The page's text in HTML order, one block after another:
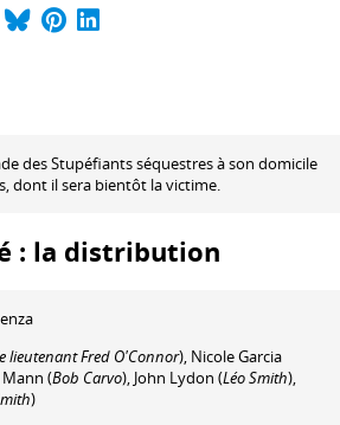
des Stupéfiants séquestres à son domicile
dont il sera bientôt la victime.
: la distribution
lieutenant Fred O'Connor), Nicole Garcia
(Bob Carvo), John Lydon (Léo Smith),
)